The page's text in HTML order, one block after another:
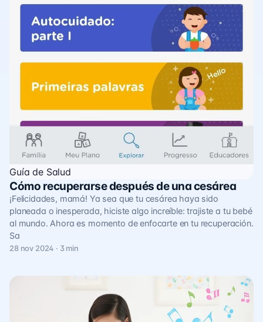
Guía de Salud
Cómo recuperarse después de una cesárea
¡Felicidades, mamá! Ya sea que tu cesárea haya sido
planeada o inesperada, hiciste algo increíble: trajiste a tu bebé
al mundo. Ahora es momento de enfocarte en tu recuperación.
Sa
28 nov 2024 · 3 min